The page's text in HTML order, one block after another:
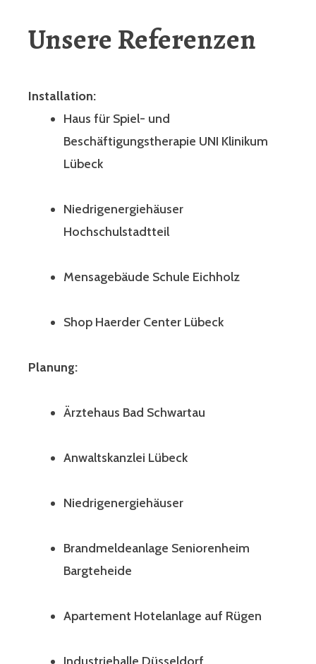
Unsere Referenzen
Installation:
Haus für Spiel- und
Beschäftigungstherapie UNI Klinikum
Lübeck
Niedrigenergiehäuser
Hochschulstadtteil
Mensagebäude Schule Eichholz
Shop Haerder Center Lübeck
Planung:
Ärztehaus Bad Schwartau
Anwaltskanzlei Lübeck
Niedrigenergiehäuser
Brandmeldeanlage Seniorenheim
Bargteheide
Apartement Hotelanlage auf Rügen